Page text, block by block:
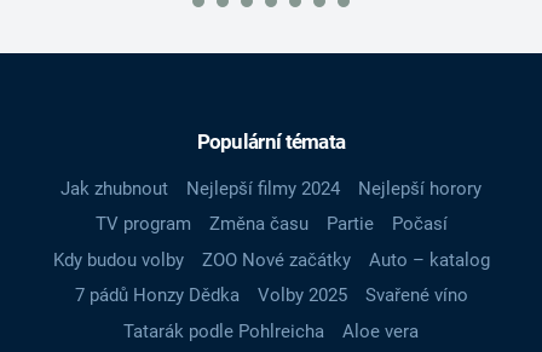
Populární témata
Jak zhubnout Nejlepší filmy 2024
Nejlepší horory
TV program
Změna času Partie
Počasí
Kdy budou volby
ZOO Nové začátky
Auto – katalog
7 pádů Honzy Dědka
Volby 2025
Svařené víno
Tatarák podle Pohlreicha
Aloe vera